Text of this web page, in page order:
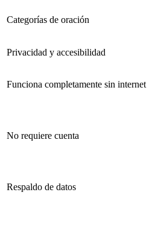
Categorías de oración
Privacidad y accesibilidad
Funciona completamente sin internet
No requiere cuenta
Respaldo de datos